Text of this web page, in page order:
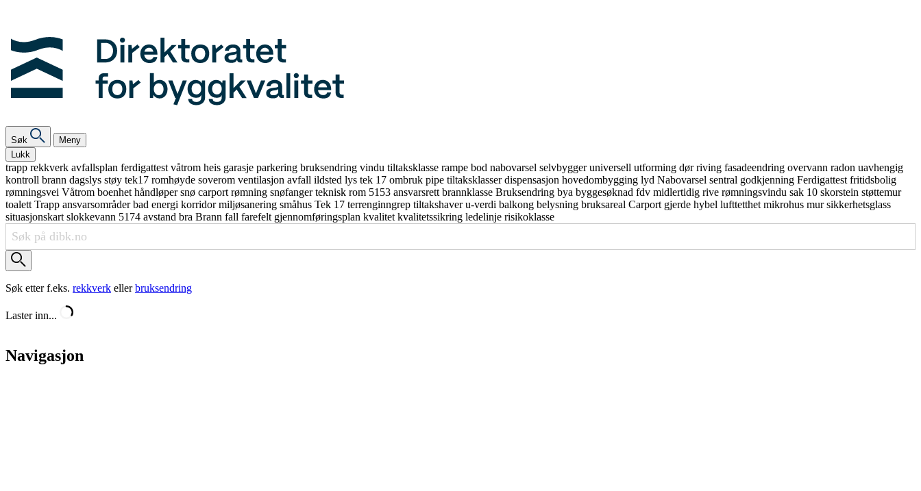
Søk
Meny
Lukk
trapp rekkverk avfallsplan ferdigattest våtrom heis garasje parkering bruksendring vindu tiltaksklasse rampe bod nabovarsel selvbyggeruniversell utforming dørriving fasadeendring overvann radon uavhengig
kontroll brann dagslys støy tek17 romhøyde soverom ventilasjon avfall ildsted lys tek 17 ombruk pipe tiltaksklasserdispensasjon hovedombygging lyd Nabovarsel sentral godkjenning Ferdigattest fritidsbolig
rømningsvei Våtrom boenhet håndløpersnø carport rømning snøfangerteknisk rom 5153 ansvarsrett brannklasse Bruksendring bya byggesøknad fdv midlertidig rive rømningsvindu sak 10 skorstein støttemur
toalett Trapp ansvarsområderbad energi korridormiljøsanering småhus Tek 17 terrenginngrep tiltakshaveru-verdi balkong belysning bruksareal Carport gjerde hybel lufttetthet mikrohus mursikkerhetsglass
situasjonskart slokkevann 5174 avstand bra Brann fall farefelt gjennomføringsplan kvalitet kvalitetssikring ledelinje risikoklasse
Søk etter f.eks. rekkverk ellerbruksendring
Laster inn...
Navigasjon